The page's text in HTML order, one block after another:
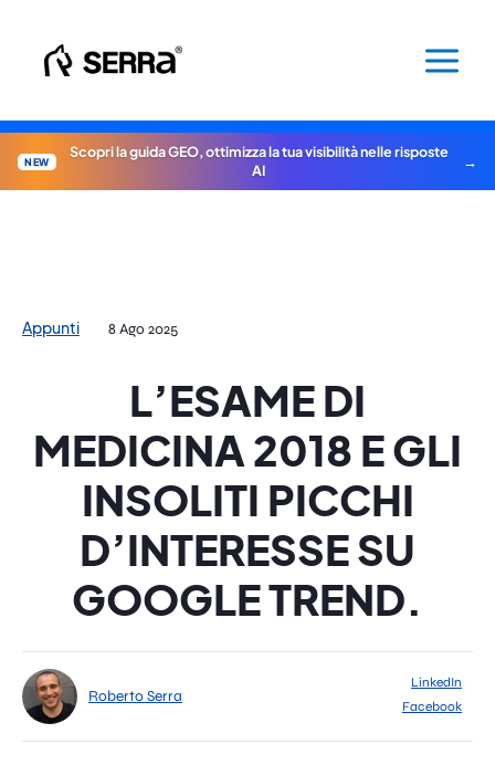
contenuto
NEW
Scopri la guida GEO, ottimizza la tua visibilità nelle risposte
AI
Appunti 8 Ago 2025
L’ESAME DI
MEDICINA 2018 E GLI
INSOLITI PICCHI
D’INTERESSE SU
GOOGLE TREND.
Roberto Serra
LinkedIn
Facebook